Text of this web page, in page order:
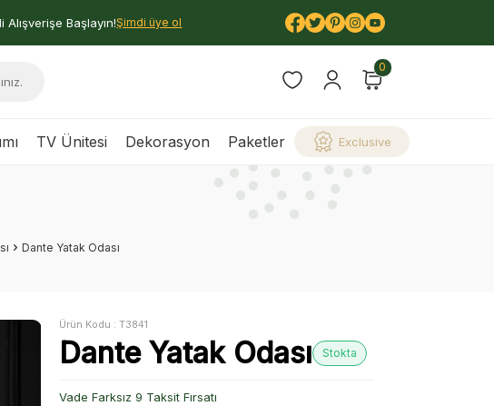
Alışverişe Başlayın!Şimdi üye ol
0
TV Ünitesi Dekorasyon Paketler Exclusive
Dante Yatak Odası
Ürün Kodu :T3841
Dante Yatak Odası Stokta
Vade Farksız 9 Taksit Fırsatı